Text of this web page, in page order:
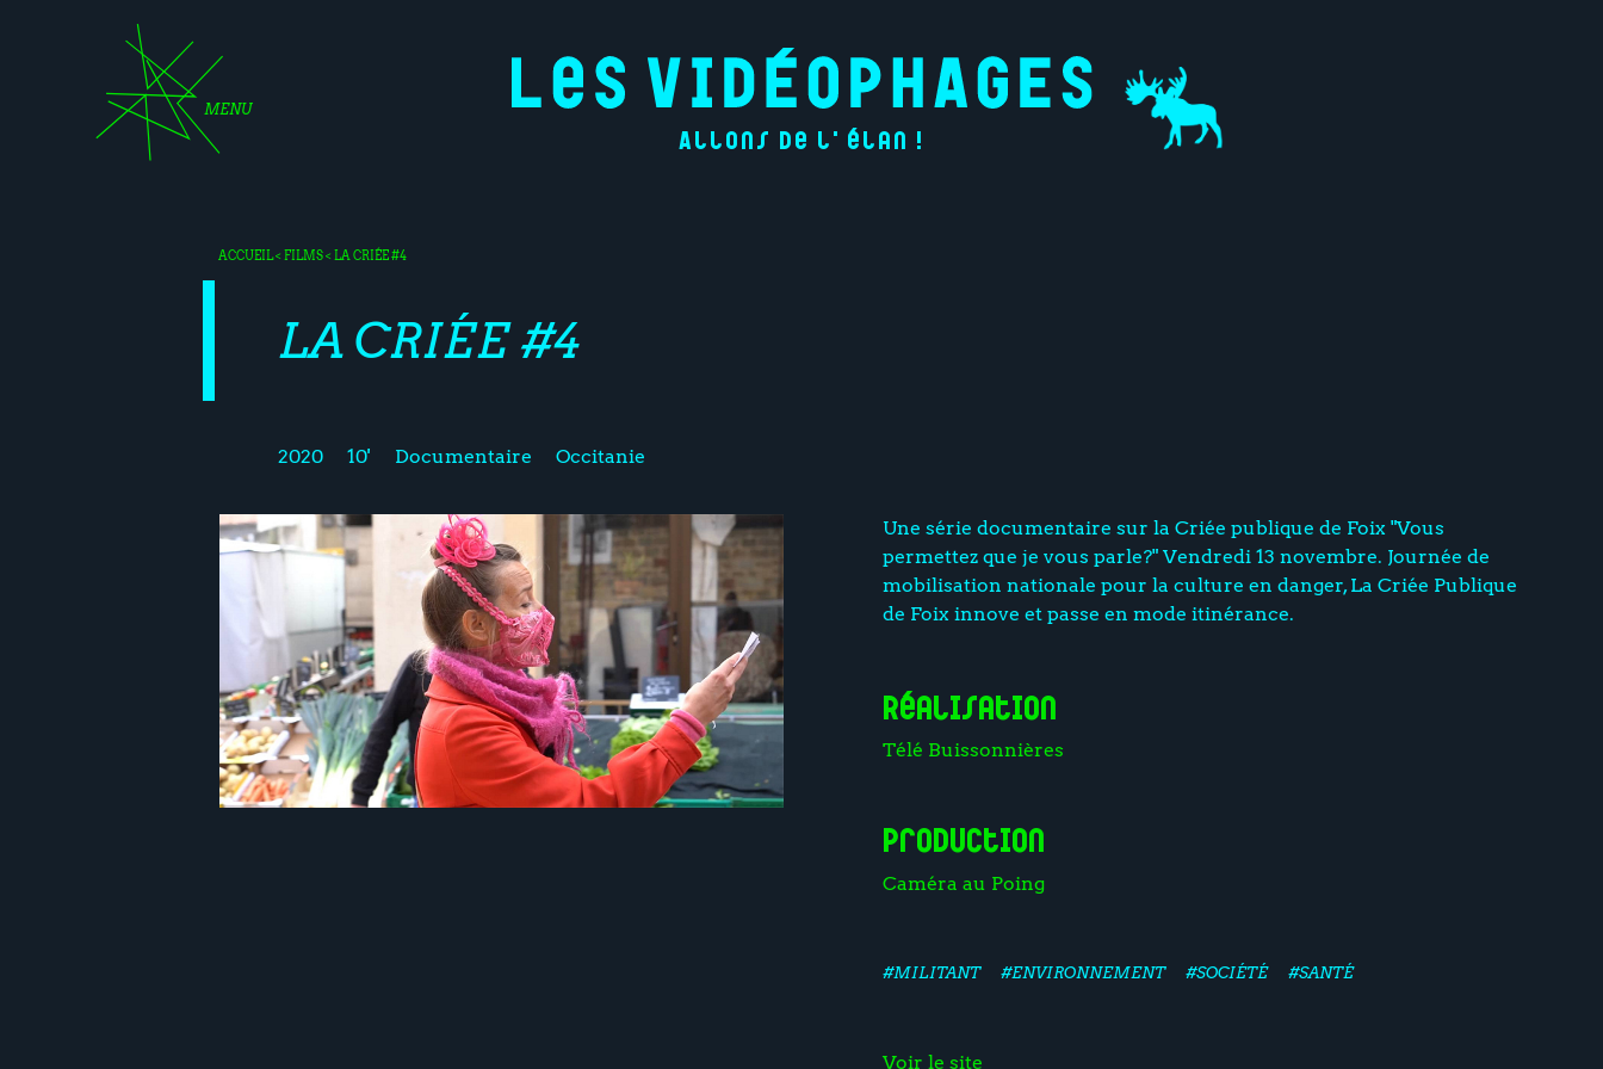
MENU
Allons de l'élan !
ACCUEIL<FILMS< LA CRIÉE #4
LA CRIÉE #4
2020 10' Documentaire Occitanie
Une série documentaire sur la Criée publique de Foix "Vous
permettez que je vous parle?" Vendredi 13 novembre. Journée de
mobilisation nationale pour la culture en danger, La Criée Publique
de Foix innove et passe en mode itinérance.
Réalisation
Télé Buissonnières
Production
Caméra au Poing
#MILITANT #ENVIRONNEMENT #SOCIÉTÉ #SANTÉ
Voir le site